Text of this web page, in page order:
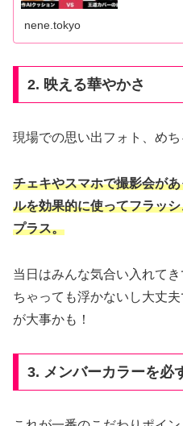
nene.tokyo
2. 映える華やかさ
現場での思い出フォト、めち
チェキやスマホで撮影会が
ルを効果的に使ってフラッ
プラス。
当日はみんな気合い入れて
ちゃっても浮かないし大丈
が大事かも！
3. メンバーカラーを必